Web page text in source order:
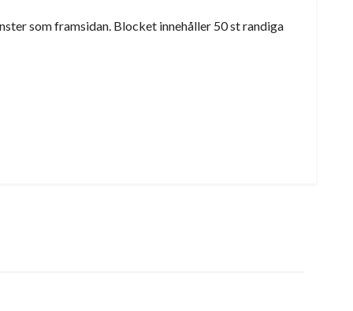
som framsidan. Blocket innehåller 50 st randiga